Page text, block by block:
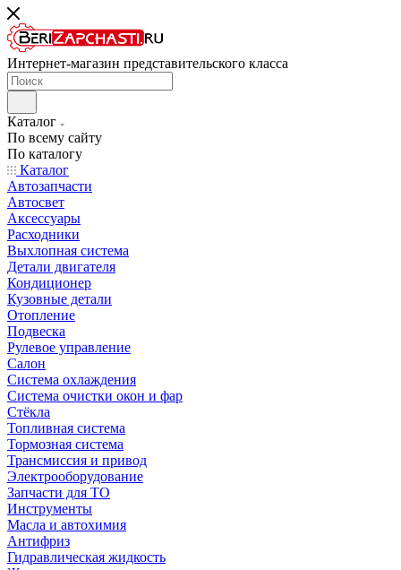
Интернет-магазин представительского класса
Каталог
По всему сайту
По каталогу
Каталог
Автозапчасти
Автосвет
Аксессуары
Расходники
Выхлопная система
Детали двигателя
Кондиционер
Кузовные детали
Отопление
Подвеска
Рулевое управление
Салон
Система охлаждения
Система очистки окон и фар
Стёкла
Топливная система
Тормозная система
Трансмиссия и привод
Электрооборудование
Запчасти для ТО
Инструменты
Масла и автохимия
Антифриз
Гидравлическая жидкость